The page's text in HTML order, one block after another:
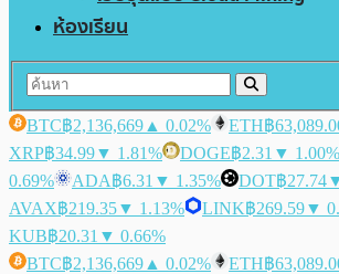
ห้องเรียน
BTC฿2,136,669 ▲ 0.02% ETH฿
XRP฿34.99▼ 1.81% DOGE฿2.31 ▼ 1.00%
0.69%
ADA฿6.31 ▼ 1.35% DOT฿27.74
AVAX฿219.35▼ 1.13% LINK฿269.59▼
KUB฿20.31 ▼ 0.66%
BTC฿2,136,669 ▲ 0.02% ETH฿